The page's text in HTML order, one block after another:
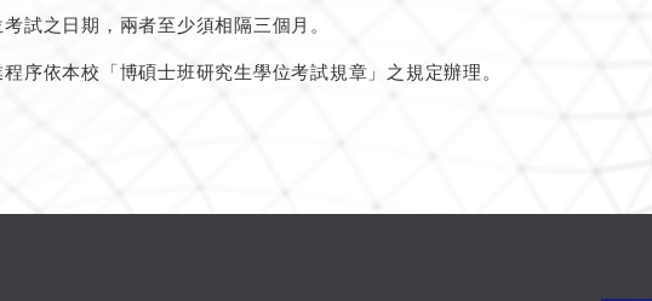
試之日期，兩者至少須相隔三個月。
序依本校「博碩士班研究生學位考試規章」之規定辦理。